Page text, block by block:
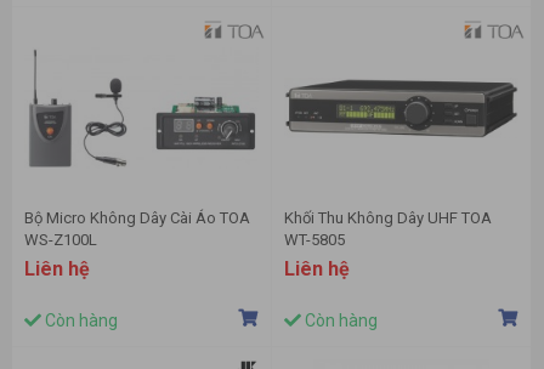
Bộ Micro Không Dây Cài Áo TOA
WS-Z100L
Liên hệ
Còn hàng
Khối Thu Không Dây UHF TOA
WT-5805
Liên hệ
Còn hàng